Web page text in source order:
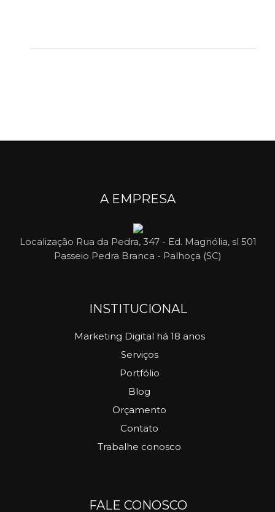
A EMPRESA
Localização Rua da Pedra, 347 - Ed. Magnólia, sl 501
Passeio Pedra Branca - Palhoça (SC)
INSTITUCIONAL
Marketing Digital há 18 anos
Serviços
Portfólio
Blog
Orçamento
Contato
Trabalhe conosco
FALE CONOSCO